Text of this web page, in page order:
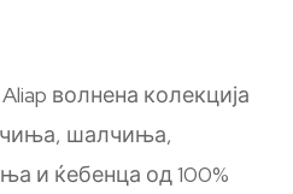
волнена колекција
шалчиња,
и ќебенца од 100%